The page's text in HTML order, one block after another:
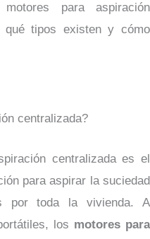
para aspiración
qué tipos existen y cómo
centralizada?
centralizada es el
para aspirar la suciedad
por toda la vivienda. A
los motores para